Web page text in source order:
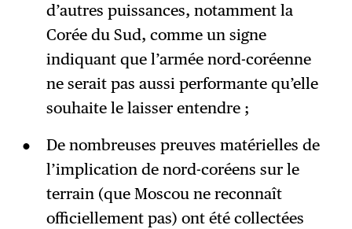
d’autres puissances, notamment la
Corée du Sud, comme un signe
indiquant que l’armée nord-coréenne
ne serait pas aussi performante qu’elle
souhaite le laisser entendre ;
De nombreuses preuves matérielles de
l’implication de nord-coréens sur le
terrain (que Moscou ne reconnaît
officiellement pas) ont été collectées